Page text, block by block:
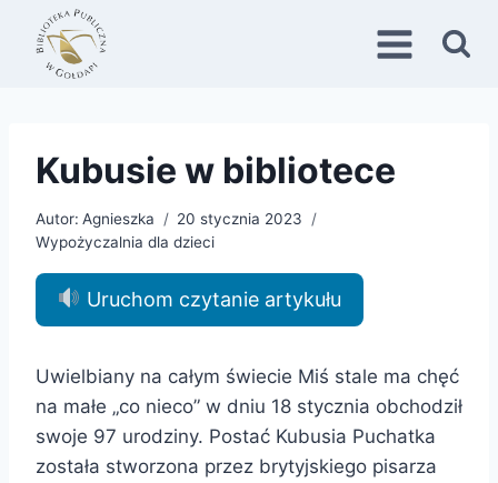
Przejdź
treści
Kubusie w bibliotece
Autor: Agnieszka
20 stycznia 2023
Wypożyczalnia dla dzieci
Uruchom czytanie artykułu
Uwielbiany na całym świecie Miś stale ma chęć
na małe „co nieco” w dniu 18 stycznia obchodził
swoje 97 urodziny. Postać Kubusia Puchatka
została stworzona przez brytyjskiego pisarza